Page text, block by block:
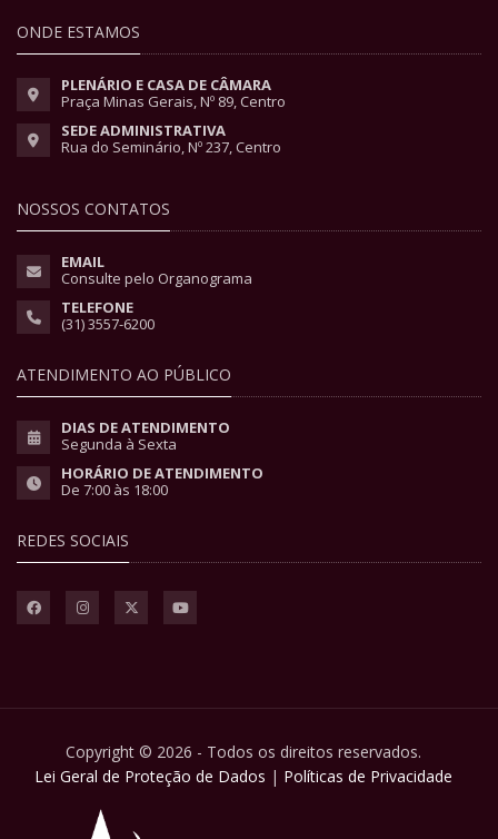
ONDE ESTAMOS
PLENÁRIO E CASA DE CÂMARA
Praça Minas Gerais, Nº 89, Centro
SEDE ADMINISTRATIVA
Rua do Seminário, Nº 237, Centro
NOSSOS CONTATOS
EMAIL
Consulte pelo Organograma
TELEFONE
(31) 3557-6200
ATENDIMENTO AO PÚBLICO
DIAS DE ATENDIMENTO
Segunda à Sexta
HORÁRIO DE ATENDIMENTO
De 7:00 às 18:00
REDES SOCIAIS
Copyright © 2026 - Todos os direitos reservados.
Lei Geral de Proteção de Dados | Políticas de Privacidade